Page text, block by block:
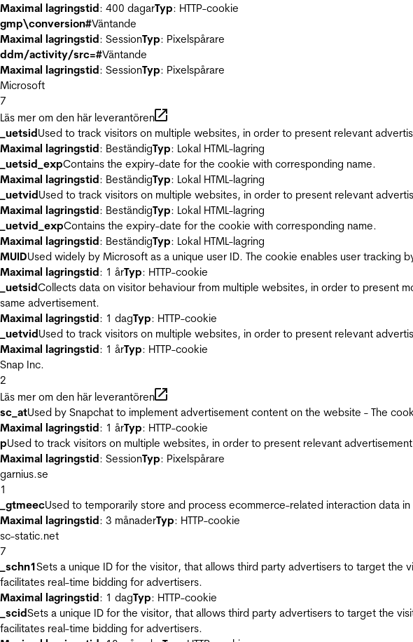
Maximal lagringstid: 400 dagarTyp: HTTP-cookie
gmp\conversion#Väntande
Maximal lagringstid: SessionTyp: Pixelspårare
ddm/activity/src=#Väntande
Maximal lagringstid: SessionTyp: Pixelspårare
Microsoft
7
Läs mer om den här leverantören
_uetsidUsed to track visitors on multiple websites, in order to present relevant
Maximal lagringstid: BeständigTyp: Lokal HTML-lagring
_uetsid_expContains the expiry-date for the cookie with corresponding name.
Maximal lagringstid: BeständigTyp: Lokal HTML-lagring
_uetvidUsed to track visitors on multiple websites, in order to present relevant
Maximal lagringstid: BeständigTyp: Lokal HTML-lagring
_uetvid_expContains the expiry-date for the cookie with corresponding name.
Maximal lagringstid: BeständigTyp: Lokal HTML-lagring
MUIDUsed widely by Microsoft as a unique user ID. The cookie enables user tracking
Maximal lagringstid: 1 årTyp: HTTP-cookie
_uetsidCollects data on visitor behaviour from multiple websites, in order to present
same advertisement.
Maximal lagringstid: 1 dagTyp: HTTP-cookie
_uetvidUsed to track visitors on multiple websites, in order to present relevant
Maximal lagringstid: 1 årTyp: HTTP-cookie
Snap Inc.
2
Läs mer om den här leverantören
sc_atUsed by Snapchat to implement advertisement content on the website - The
Maximal lagringstid: 1 årTyp: HTTP-cookie
pUsed to track visitors on multiple websites, in order to present relevant
Maximal lagringstid: SessionTyp: Pixelspårare
garnius.se
1
_gtmeecUsed to temporarily store and process ecommerce-related interaction data
Maximal lagringstid: 3 månaderTyp: HTTP-cookie
sc-static.net
7
_schn1Sets a unique ID for the visitor, that allows third party advertisers to target
facilitates real-time bidding for advertisers.
Maximal lagringstid: 1 dagTyp: HTTP-cookie
_scidSets a unique ID for the visitor, that allows third party advertisers to target the
facilitates real-time bidding for advertisers.